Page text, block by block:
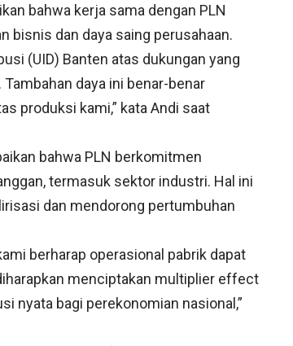
bahwa kerja sama dengan PLN
bisnis dan daya saing perusahaan.
(UID) Banten atas dukungan yang
daya ini benar-benar
produksi kami,” kata Andi saat
bahwa PLN berkomitmen
termasuk sektor industri. Hal ini
dan mendorong pertumbuhan
berharap operasional pabrik dapat
menciptakan multiplier effect
nyata bagi perekonomian nasional,”